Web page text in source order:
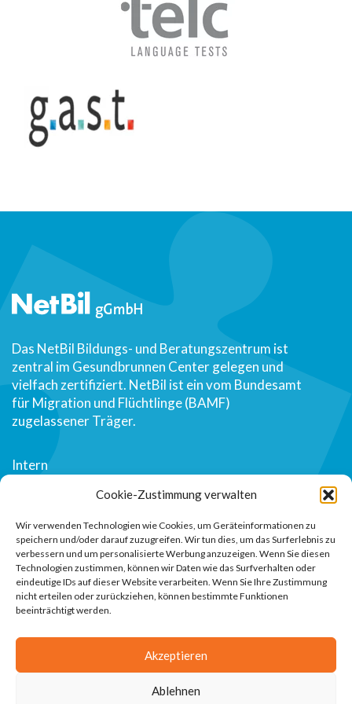
Cookie-Zustimmung verwalten
Wir verwenden Technologien wie Cookies, um Geräteinformationen zu
speichern und/oder darauf zuzugreifen. Wir tun dies, um das Surferlebnis zu
verbessern und um personalisierte Werbung anzuzeigen. Wenn Sie diesen
Technologien zustimmen, können wir Daten wie das Surfverhalten oder
eindeutige IDs auf dieser Website verarbeiten. Wenn Sie Ihre Zustimmung
nicht erteilen oder zurückziehen, können bestimmte Funktionen
beeinträchtigt werden.
Akzeptieren
Ablehnen
Das NetBil Bildungs- und Beratungszentrum ist
zentral im Gesundbrunnen Center gelegen und
vielfach zertifiziert. NetBil ist ein vom Bundesamt
für Migration und Flüchtlinge (BAMF)
zugelassener Träger.
Intern
Kontakt
Impressum
Datenschutz
030 497 68 325
post@netbil.de